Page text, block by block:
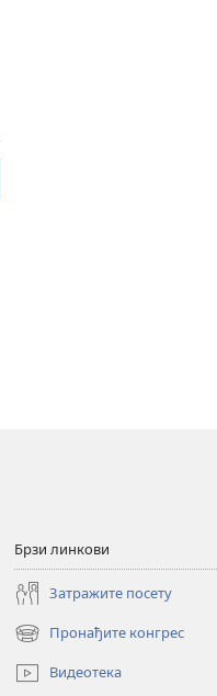
Брзи линкови
Затражите посету
Пронађите конгрес
(отвара
нови
прозор)
Видеотека